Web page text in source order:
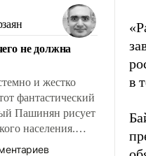
ситуация
период
США, например,
не должна
и жестко
фантастический
Пашинян рисует
населения.
в